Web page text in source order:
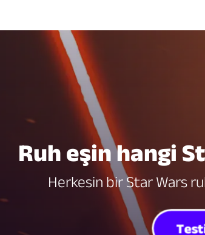
Ruh eşin hangi
Herkesin bir Star Wars